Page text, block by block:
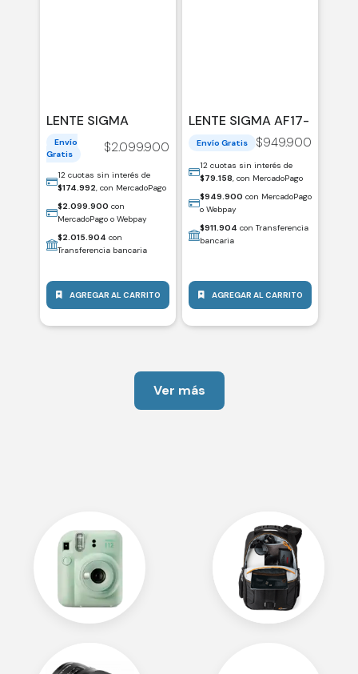
LENTE SIGMA
AF135MM F/1.4 DG
ART SONY-E
/(SG20321)
$2.099.900
Envío
Gratis
12 cuotas sin interés de
$174.992, con MercadoPago
$2.099.900 con
MercadoPago o Webpay
$2.015.904 con
Transferencia bancaria
AGREGAR AL CARRITO
LENTE SIGMA AF17-
40MM CANON RF
DC (A) F/1.8 DC
$949.900
Envío Gratis
12 cuotas sin interés de
$79.158, con MercadoPago
$949.900 con MercadoPago
o Webpay
$911.904 con Transferencia
bancaria
AGREGAR AL CARRITO
Ver más